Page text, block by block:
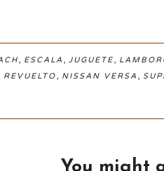
, ESCALA , JUGUETE,
, NISSAN VERSA ,